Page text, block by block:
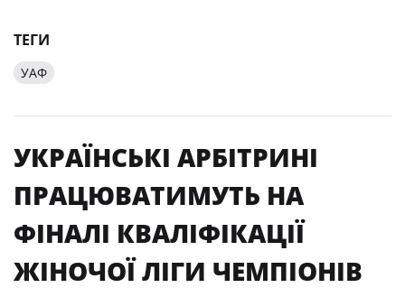
ТЕГИ
УАФ
УКРАЇНСЬКІ АРБІТРИНІ
ПРАЦЮВАТИМУТЬ НА
ФІНАЛІ КВАЛІФІКАЦІЇ
ЖІНОЧОЇ ЛІГИ ЧЕМПІОНІВ